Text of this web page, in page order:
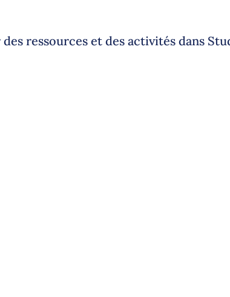
ressources et des activités dans